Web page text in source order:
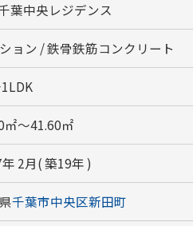
葉中央レジデンス
ョン / 鉄骨鉄筋コンクリート
㎡～41.60㎡
2月( 築19年 )
千葉市中央区新田町